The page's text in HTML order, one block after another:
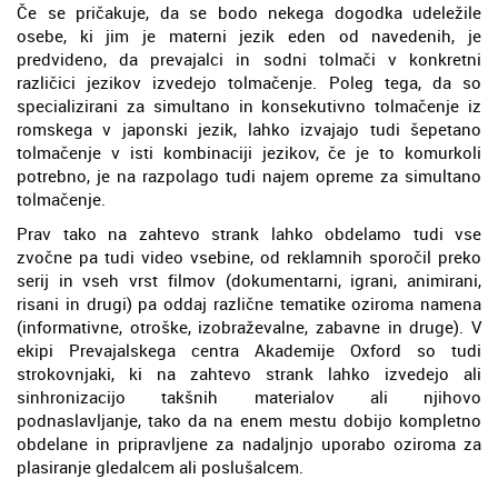
Če se pričakuje, da se bodo nekega dogodka udeležile
osebe, ki jim je materni jezik eden od navedenih, je
predvideno, da prevajalci in sodni tolmači v konkretni
različici jezikov izvedejo tolmačenje. Poleg tega, da so
specializirani za simultano in konsekutivno tolmačenje iz
romskega v japonski jezik, lahko izvajajo tudi šepetano
tolmačenje v isti kombinaciji jezikov, če je to komurkoli
potrebno, je na razpolago tudi najem opreme za simultano
tolmačenje.
Prav tako na zahtevo strank lahko obdelamo tudi vse
zvočne pa tudi video vsebine, od reklamnih sporočil preko
serij in vseh vrst filmov (dokumentarni, igrani, animirani,
risani in drugi) pa oddaj različne tematike oziroma namena
(informativne, otroške, izobraževalne, zabavne in druge). V
ekipi Prevajalskega centra Akademije Oxford so tudi
strokovnjaki, ki na zahtevo strank lahko izvedejo ali
sinhronizacijo takšnih materialov ali njihovo
podnaslavljanje, tako da na enem mestu dobijo kompletno
obdelane in pripravljene za nadaljnjo uporabo oziroma za
plasiranje gledalcem ali poslušalcem.